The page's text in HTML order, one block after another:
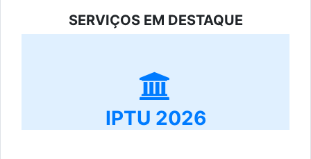
SERVIÇOS EM DESTAQUE
IPTU 2026